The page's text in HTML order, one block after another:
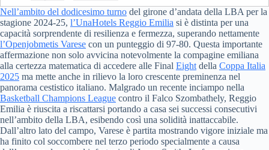
Nell’ambito del dodicesimo turno del girone d’andata della LBA per la
stagione 2024-25, l’UnaHotels Reggio Emilia si è distinta per una
capacità sorprendente di resilienza e fermezza, superando nettamente
l’Openjobmetis Varese con un punteggio di 97-80. Questa importante
affermazione non solo avvicina notevolmente la compagine emiliana
alla certezza matematica di accedere alle Final Eight della Coppa Italia
2025 ma mette anche in rilievo la loro crescente preminenza nel
panorama cestistico italiano. Malgrado un recente inciampo nella
Basketball Champions League contro il Falco Szombathely, Reggio
Emilia è riuscita a riscattarsi portando a casa sei successi consecutivi
nell’ambito della LBA, esibendo così una solidità inattaccabile.
Dall’altro lato del campo, Varese è partita mostrando vigore iniziale ma
ha finito col soccombere nel terzo periodo specialmente a causa